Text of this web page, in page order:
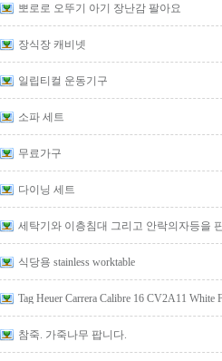
뽀로로 오뚜기 아기 장난감 팔아요
장식장 캐비넷
일립티컬 운동기구
소파 세트
무료가구
다이닝 세트
세탁기와 이층침대 그리고 안락의자등을
식당용 stainless worktable
Tag Heuer Carrera Calibre 16 CV2A11 White
참죽. 가죽나무 팝니다.